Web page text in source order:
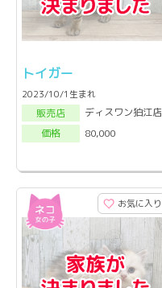
トイガー
2023/10/1生まれ
販売店
ディスワン狛江店
価格
80,000
お気に入り